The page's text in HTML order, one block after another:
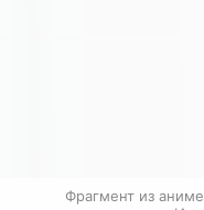
Фрагмент из